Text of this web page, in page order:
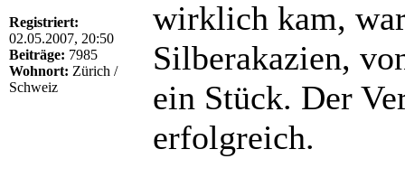
Registriert:
02.05.2007, 20:50
Beiträge: 7985
Wohnort: Zürich /
Schweiz
wirklich kam,
Silberakazien,
ein Stück. Der
erfolgreich.